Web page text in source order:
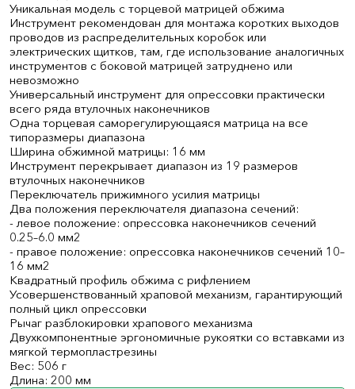
Уникальная модель с торцевой матрицей обжима
Инструмент рекомендован для монтажа коротких выходов
проводов из распределительных коробок или
электрических щитков, там, где использование аналогичных
инструментов с боковой матрицей затруднено или
невозможно
Универсальный инструмент для опрессовки практически
всего ряда втулочных наконечников
Одна торцевая саморегулирующаяся матрица на все
типоразмеры диапазона
Ширина обжимной матрицы: 16 мм
Инструмент перекрывает диапазон из 19 размеров
втулочных наконечников
Переключатель прижимного усилия матрицы
Два положения переключателя диапазона сечений:
- левое положение: опрессовка наконечников сечений
0.25–6.0 мм2
- правое положение: опрессовка наконечников сечений 10–
16 мм2
Квадратный профиль обжима с рифлением
Усовершенствованный храповой механизм, гарантирующий
полный цикл опрессовки
Рычаг разблокировки храпового механизма
Двухкомпонентные эргономичные рукоятки со вставками из
мягкой термопластрезины
Вес: 506 г
Длина: 200 мм